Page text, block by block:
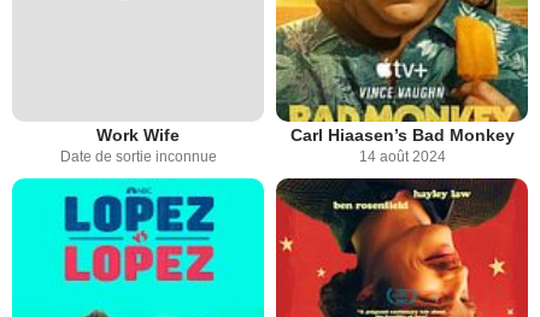
Work Wife
Date de sortie inconnue
Carl Hiaasen’s Bad Monkey
14 août 2024